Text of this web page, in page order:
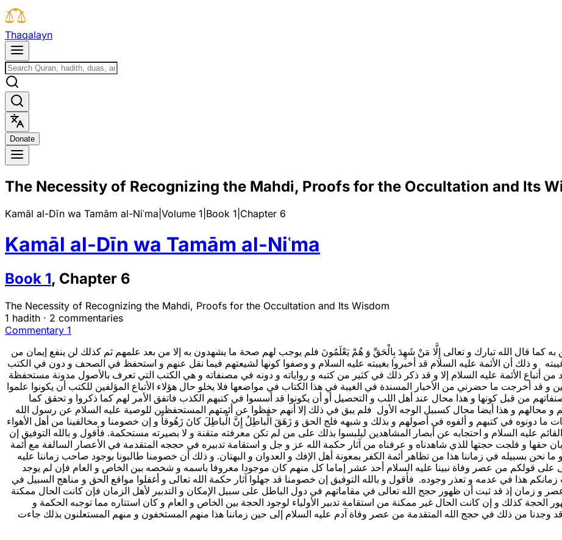
Thaqalayn
Donate
The Necessity of Recognizing the Mahdi, Proofs for the Occultation and Its
Kamāl al-Dīn wa Tamām al-Niʿma Volume 1 Book 1 Chapter 6
Kamāl al-Dīn wa Tamām al-Niʿma
Book 1, Chapter 6
The Necessity of Recognizing the Mahdi, Proofs for the Occultation and Its Wisdom
1 hadith · 2 commentaries
Commentary 1
كما قال الله تبارك و تعالى‌ إِلَّا مَنْ شَهِدَ بِالْحَقِّ وَ هُمْ يَعْلَمُونَ‌ فلم يوجب لهم صحة ما يشهدون به إلا من بعد علمهم ثم كذلك لن ينفع إيمان من
و ذلك أن الأئمة عليه السلام قد أخبروا بغيبته عليه السلام و وصفوا كونها لشيعتهم فيما نقل عنهم و استحفظ في الصحف و دون في الكتب
من أتباع الأئمة عليه السلام إلا و قد ذكر ذلك في كثير من كتبه و رواياته و دونه في مصنفاته و هي الكتب التي تعرف بالأصول مدونة مستحفظة
قد أخرجت ما حضرني من الأخبار المسندة في الغيبة في هذا الكتاب في مواضعها فلا يخلو حال هؤلاء الأتباع المؤلفين للكتب أن يكونوا علموا
من قبل كونها و هذا محال عند أهل اللب و التحصيل أو أن يكونوا قد أسسوا في كتبهم الكذب فاتفق الأمر لهم كما ذكروا و تحقق كما
و محالهم و هذا أيضا محال كسبيل الوجه الأول فلم يبق في ذلك إلا أنهم حفظوا عن أئمتهم المستحفظين للوصية عليه السلام عن رسول الله
ما دونوه في كتبهم و ألفوه في أصولهم و بذلك و شبهه فلج الحق‌ وَ زَهَقَ الْباطِلُ إِنَّ الْباطِلَ كانَ زَهُوقاً و إن خصومنا و مخالفينا من أهل الأهواء
عليه السلام و احتجابه عن أبصار المشاهدين ليلبسوا بذلك على من لم تكن معرفته متقنة و لا بصيرته مستحكمة. فأقول و بالله التوفيق إن
حقها و فلجت حجتها للذي شاهدناه و عرفناه من آثار حكمة الله عز و جل و استقامة تدبيره في حججه المتقدمة في الأعصار السالفة مع أئمة
نحن بسبيله في زماننا هذا من تظاهر أئمة الكفر بمعونة أهل الإفك و العدوان و البهتان. و ذلك أن خصومنا طالبونا بوجود صاحب زماننا عليه
على قولكم من عصر وفاة نبينا عليه السلام أحد عشر إماما كل منهم كان موجودا معروفا باسمه و شخصه بين الخاص و العام فإن لم يوجد
هذا في عدمه و تعذر وجوده. فأقول و بالله التوفيق إن خصومنا قد جهلوا آثار حكمة الله تعالى و أغفلوا مواقع الحق و مناهج السبيل في
و زمان إذ قد ثبت أن ظهور حجج الله تعالى في مقاماتهم في دول الباطل على سبيل الإمكان و التدبير لأهل الزمان فإن كانت الحال ممكنة
الحجة كذلك و إن كانت الحال غير ممكنة من استقامة تدبير الأولياء لوجود الحجة بين الخاص و العام و كان استتاره مما توجبه الحكمة و
قد وجدنا من ذلك في حجج الله المتقدمة من عصر وفاة آدم عليه السلام إلى حين زماننا هذا منهم المستخفون و منهم المستعلنون بذلك جاءت